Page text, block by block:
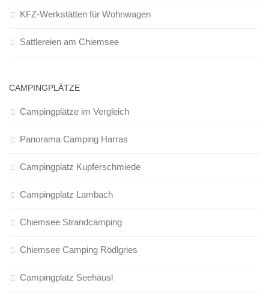
KFZ-Werkstätten für Wohnwagen
Sattlereien am Chiemsee
CAMPINGPLÄTZE
Campingplätze im Vergleich
Panorama Camping Harras
Campingplatz Kupferschmiede
Campingplatz Lambach
Chiemsee Strandcamping
Chiemsee Camping Rödlgries
Campingplatz Seehäusl